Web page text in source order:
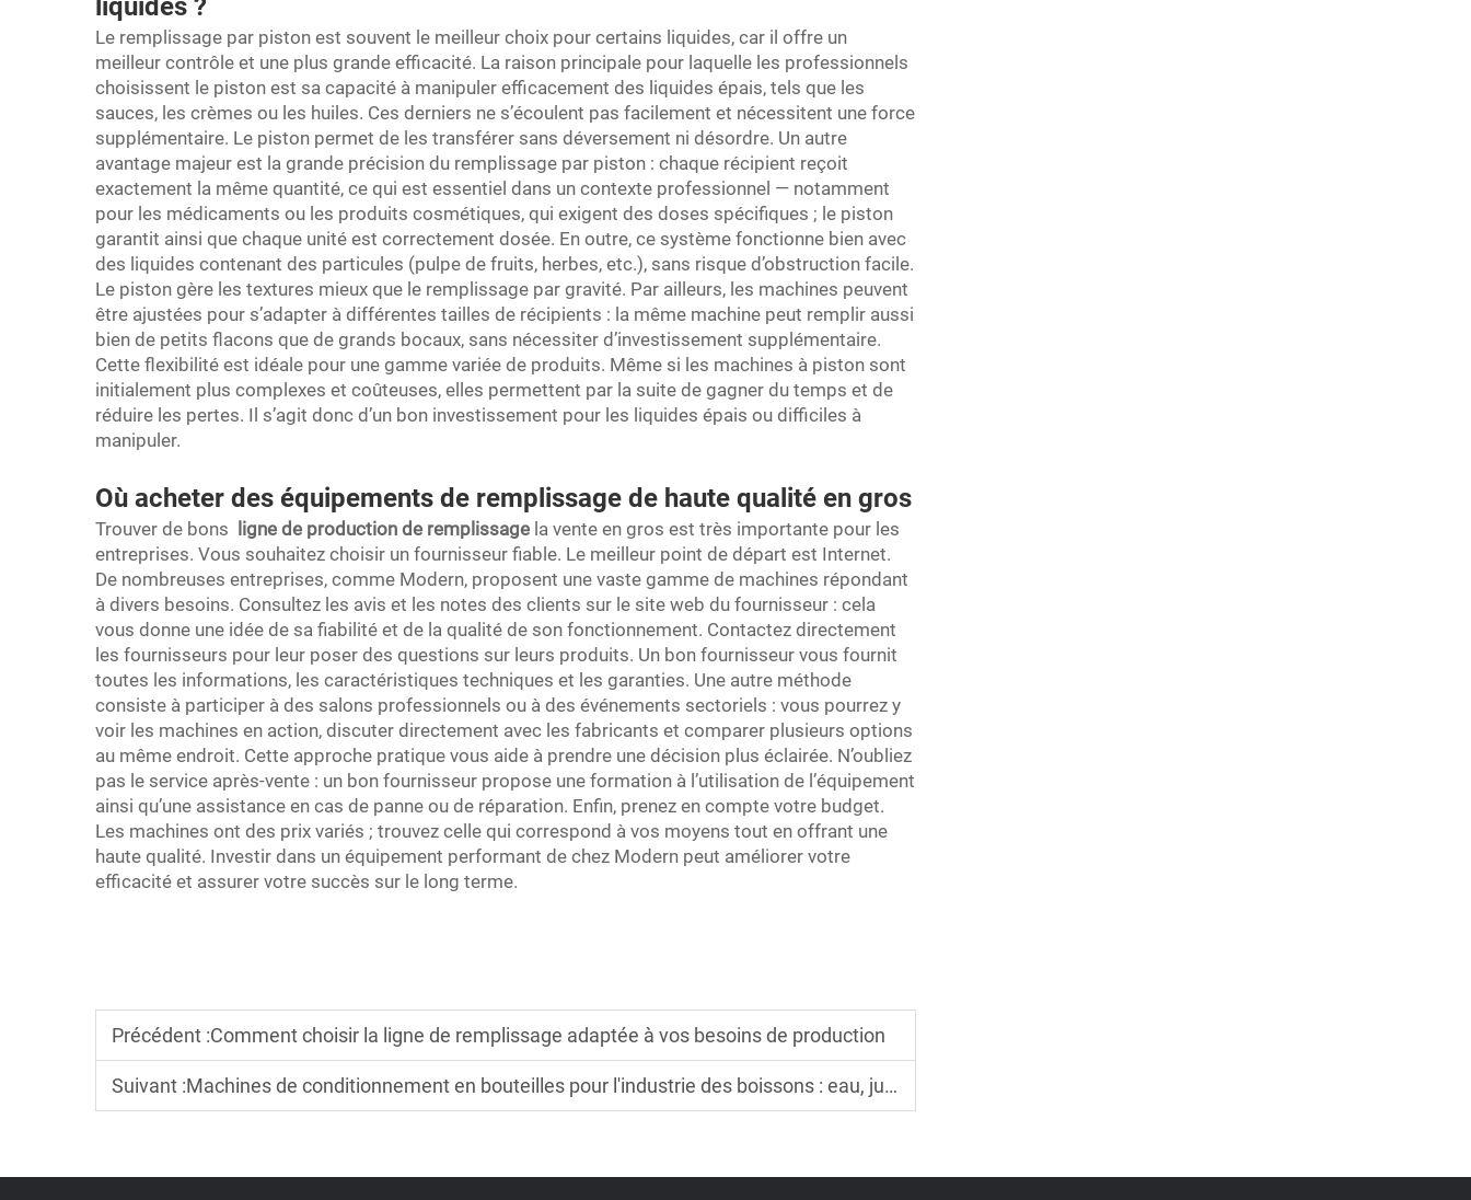
liquides ?
Le remplissage par piston est souvent le meilleur choix pour certains liquides, car il offre un
meilleur contrôle et une plus grande efficacité. La raison principale pour laquelle les professionnels
choisissent le piston est sa capacité à manipuler efficacement des liquides épais, tels que les
sauces, les crèmes ou les huiles. Ces derniers ne s’écoulent pas facilement et nécessitent une force
supplémentaire. Le piston permet de les transférer sans déversement ni désordre. Un autre
avantage majeur est la grande précision du remplissage par piston : chaque récipient reçoit
exactement la même quantité, ce qui est essentiel dans un contexte professionnel — notamment
pour les médicaments ou les produits cosmétiques, qui exigent des doses spécifiques ; le piston
garantit ainsi que chaque unité est correctement dosée. En outre, ce système fonctionne bien avec
des liquides contenant des particules (pulpe de fruits, herbes, etc.), sans risque d’obstruction facile.
Le piston gère les textures mieux que le remplissage par gravité. Par ailleurs, les machines peuvent
être ajustées pour s’adapter à différentes tailles de récipients : la même machine peut remplir aussi
bien de petits flacons que de grands bocaux, sans nécessiter d’investissement supplémentaire.
Cette flexibilité est idéale pour une gamme variée de produits. Même si les machines à piston sont
initialement plus complexes et coûteuses, elles permettent par la suite de gagner du temps et de
réduire les pertes. Il s’agit donc d’un bon investissement pour les liquides épais ou difficiles à
manipuler.
Où acheter des équipements de remplissage de haute qualité en gros
Trouver de bons ligne de production de remplissage la vente en gros est très importante pour les
entreprises. Vous souhaitez choisir un fournisseur fiable. Le meilleur point de départ est Internet.
De nombreuses entreprises, comme Modern, proposent une vaste gamme de machines répondant
à divers besoins. Consultez les avis et les notes des clients sur le site web du fournisseur : cela
vous donne une idée de sa fiabilité et de la qualité de son fonctionnement. Contactez directement
les fournisseurs pour leur poser des questions sur leurs produits. Un bon fournisseur vous fournit
toutes les informations, les caractéristiques techniques et les garanties. Une autre méthode
consiste à participer à des salons professionnels ou à des événements sectoriels : vous pourrez y
voir les machines en action, discuter directement avec les fabricants et comparer plusieurs options
au même endroit. Cette approche pratique vous aide à prendre une décision plus éclairée. N’oubliez
pas le service après-vente : un bon fournisseur propose une formation à l’utilisation de l’équipement
ainsi qu’une assistance en cas de panne ou de réparation. Enfin, prenez en compte votre budget.
Les machines ont des prix variés ; trouvez celle qui correspond à vos moyens tout en offrant une
haute qualité. Investir dans un équipement performant de chez Modern peut améliorer votre
efficacité et assurer votre succès sur le long terme.
Précédent :Comment choisir la ligne de remplissage adaptée à vos besoins de production
Suivant :Machines de conditionnement en bouteilles pour l'industrie des boissons : eau, jus et sodas